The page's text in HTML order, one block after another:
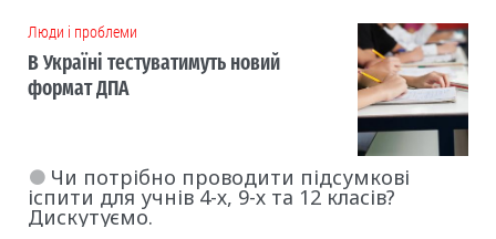
Люди і проблеми
В Україні тестуватимуть новий
формат ДПА
Чи потрібно проводити підсумкові
іспити для учнів 4-х, 9-х та 12 класів?
Дискутуємо.